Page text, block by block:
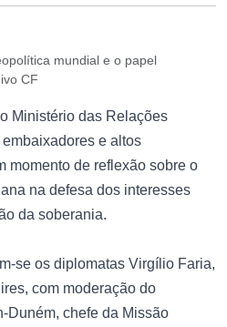
mundial e o papel
CF
Ministério das Relações
e altos
momento de reflexão sobre o
na defesa dos interesses
da soberania.
se os diplomatas Virgílio Faria,
com moderação do
Duném, chefe da Missão